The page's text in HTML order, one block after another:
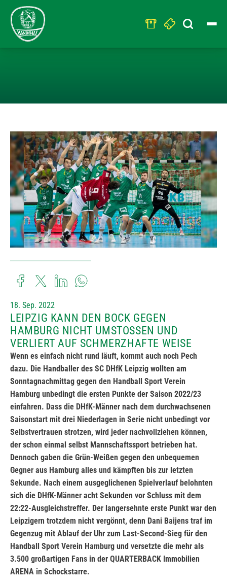
Search
for:
18. Sep. 2022
LEIPZIG KANN DEN BOCK GEGEN
HAMBURG NICHT UMSTOSSEN UND V
ERLIERT AUF SCHMERZHAFTE WEISE
Wenn es einfach nicht rund läuft, kommt auch noch Pech
dazu. Die Handballer des SC DHfK Leipzig wollten am
Sonntagnachmittag gegen den Handball Sport Verein
Hamburg unbedingt die ersten Punkte der Saison 2022/23
einfahren. Dass die DHfK-Männer nach dem durchwachsenen
Saisonstart mit drei Niederlagen in Serie nicht unbedingt vor
Selbstvertrauen strotzen, wird jeder nachvollziehen können,
der schon einmal selbst Mannschaftssport betrieben hat.
Dennoch gaben die Grün-Weißen gegen den unbequemen
Gegner aus Hamburg alles und kämpften bis zur letzten
Sekunde. Nach einem ausgeglichenen Spielverlauf belohnten
sich die DHfK-Männer acht Sekunden vor Schluss mit dem
22:22-Ausgleichstreffer. Der langersehnte erste Punkt war den
Leipzigern trotzdem nicht vergönnt, denn Dani Baijens traf im
Gegenzug mit Ablauf der Uhr zum Last-Second-Sieg für den
Handball Sport Verein Hamburg und versetzte die mehr als
3.500 großartigen Fans in der QUARTERBACK Immobilien
ARENA in Schockstarre.